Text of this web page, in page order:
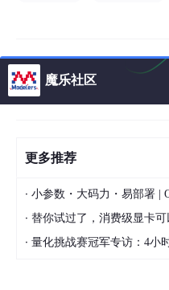
解释：
操作对象：u 表示文件拥有者
操作权限：r 表示可读取，w
魔乐社区
更多推荐
· 小参数・大码力・易部署 | Qwen3.6-
· 替你试过了，消费级显卡可以跑的开源
· 量化挑战赛冠军专访：4小时